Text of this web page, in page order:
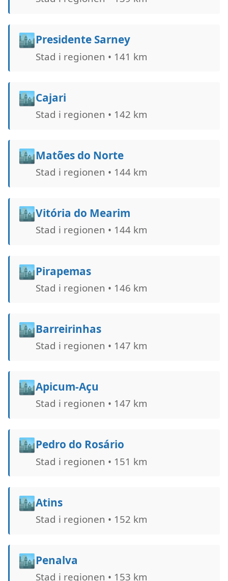
🏙️Presidente Sarney
Stad i regionen • 141 km
🏙️Cajari
Stad i regionen • 142 km
🏙️Matões do Norte
Stad i regionen • 144 km
🏙️Vitória do Mearim
Stad i regionen • 144 km
🏙️Pirapemas
Stad i regionen • 146 km
🏙️Barreirinhas
Stad i regionen • 147 km
🏙️Apicum-Açu
Stad i regionen • 147 km
🏙️Pedro do Rosário
Stad i regionen • 151 km
🏙️Atins
Stad i regionen • 152 km
🏙️Penalva
Stad i regionen • 153 km